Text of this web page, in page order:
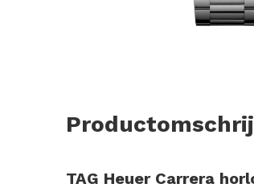
TAG Heuer Carrera